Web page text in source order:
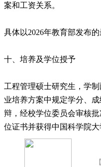
案和工资关系。
具体以2026年教育部发布的
十、培养及学位授予
工程管理硕士研究生，学
业培养方案中规定学分、
辩，经校学位委员会审核
位证书并获得中国科学院大